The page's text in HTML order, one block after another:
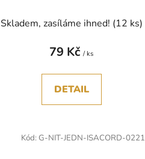
Skladem, zasíláme ihned! (12 ks)
79 Kč/ ks
DETAIL
Kód: G-NIT-JEDN-ISACORD-0221